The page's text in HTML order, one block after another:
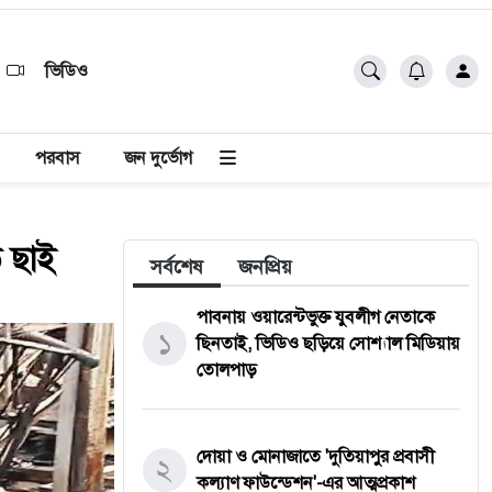
ভিডিও
পরবাস জন দুর্ভোগ
সর্বশেষ জনপ্রিয়
১
পাবনায় ওয়ারেন্টভুক্ত যুবলীগ নেতাকে
ছিনতাই, ভিডিও ছড়িয়ে সোশ্যাল মিডিয়ায়
তোলপাড়
২
দোয়া ও মোনাজাতে 'দুতিয়াপুর প্রবাসী
কল্যাণ ফাউন্ডেশন'-এর আত্মপ্রকাশ